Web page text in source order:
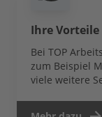
Ihre Vorteile
Bei TOP
zum Beispiel
viele weitere